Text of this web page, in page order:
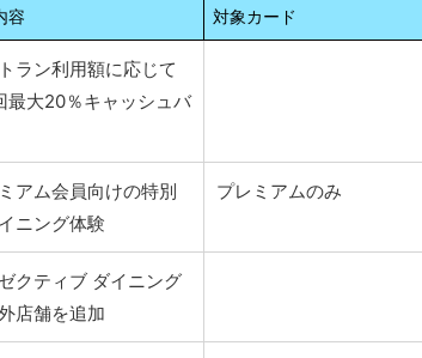
容 対象カード
ラン利用額に応じて
最大20％キャッシュバ
アム会員向けの特別
ニング体験
プレミアムのみ
クティブ ダイニング
店舗を追加